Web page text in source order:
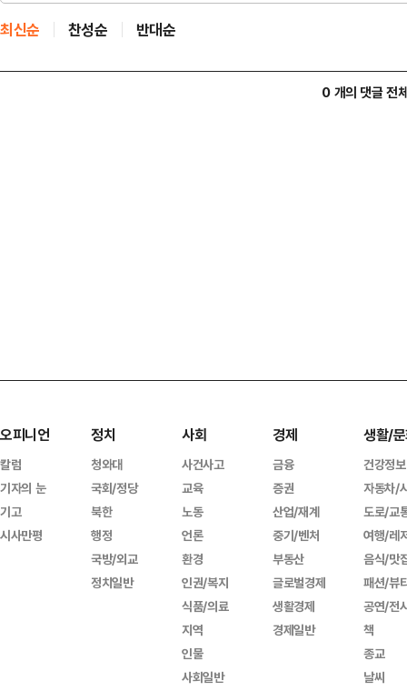
최신순 찬성순 반대순
0 개의 댓글 전
오피니언
칼럼
기자의 눈
기고
시사만평
정치
청와대
국회/정당
북한
행정
국방/외교
정치일반
사회
사건사고
교육
노동
언론
환경
인권/복지
식품/의료
지역
인물
사회일반
경제
금융
증권
산업/재계
중기/벤처
부동산
글로벌경제
생활경제
경제일반
생활/
건강정보
자동차/
도로/교
여행/레
음식/맛
패션/뷰
공연/전
책
종교
날씨